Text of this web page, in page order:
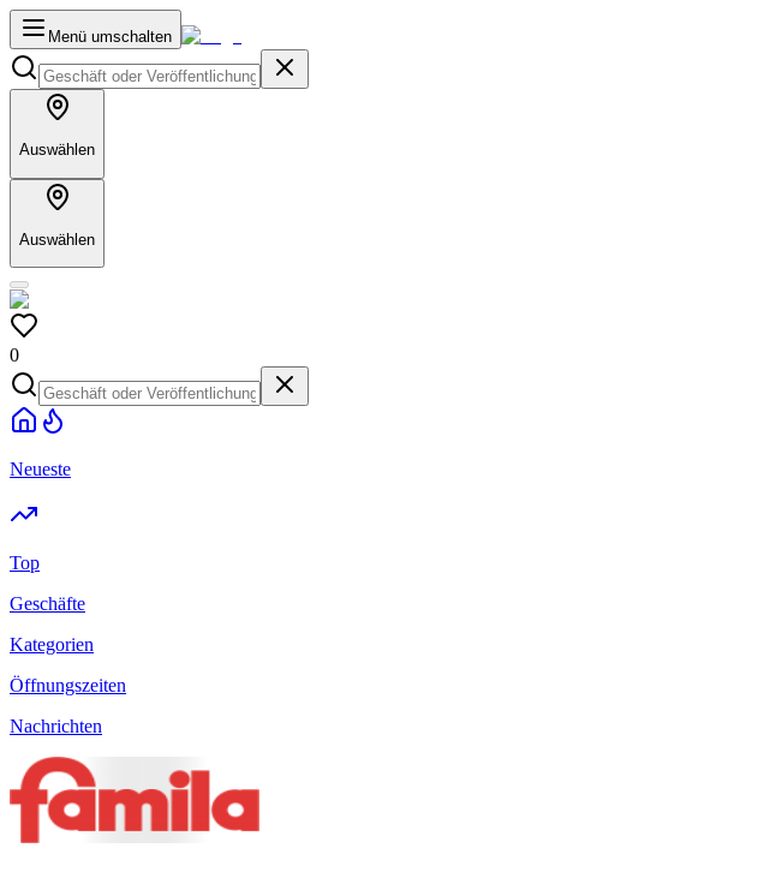
Menü umschalten
Auswählen
Auswählen
0
Neueste
Top
Geschäfte
Kategorien
Öffnungszeiten
Nachrichten